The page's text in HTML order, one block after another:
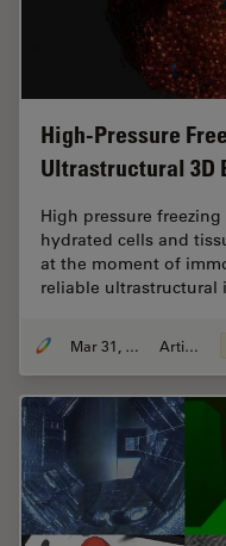
High-Pressure
Ultrastructural 3D
High pressure
hydrated cells and
at the moment of
reliable
Mar 31, 2026 Articolo